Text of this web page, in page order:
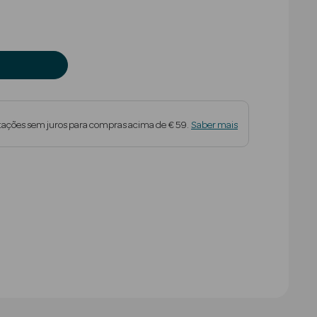
sem juros para compras acima de € 59. Saber mais